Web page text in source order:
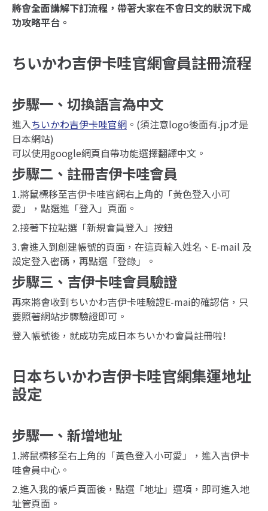
將會全面講解下訂流程，帶著大家在不會日文的狀況下成
功攻略平台。
ちいかわ吉伊卡哇官網會員註冊流程
步驟一、切換語言為中文
進入ちいかわ吉伊卡哇官網 。(須注意logo後面有.jp才是
日本網站)
可以使用google網頁自帶功能選擇翻譯中文。
步驟二、註冊吉伊卡哇會員
1.將鼠標移至吉伊卡哇官網右上角的「黃色登入小可
愛」，點選進「登入」頁面。
2.接著下拉點選「新規會員登入」按鈕
3.會進入到創建帳號的頁面，在這頁輸入姓名、E-mail 及
設定登入密碼，再點選「登錄」。
步驟三、吉伊卡哇會員驗證
再來將會收到ちいかわ吉伊卡哇驗證E-mai的確認信，只
要照著網站步驟驗證即可。
登入帳號後，就成功完成日本ちいかわ會員註冊啦!
日本ちいかわ吉伊卡哇官網集運地址
設定
步驟一、新增地址
1.將鼠標移至右上角的「黃色登入小可愛」，進入吉伊卡
哇會員中心。
2.進入我的帳戶頁面後，點選「地址」選項，即可進入地
址管頁面。